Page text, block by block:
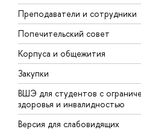
Преподаватели и сотрудники
Попечительский совет
Корпуса и общежития
Закупки
ВШЭ для студентов с
здоровья и инвалидностью
Версия для слабовидящих